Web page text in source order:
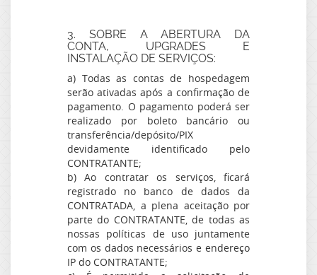
3. SOBRE A ABERTURA DA
CONTA, UPGRADES E
INSTALAÇÃO DE SERVIÇOS:
a) Todas as contas de hospedagem
serão ativadas após a confirmação de
pagamento. O pagamento poderá ser
realizado por boleto bancário ou
transferência/depósito/PIX
devidamente identificado pelo
CONTRATANTE;
b) Ao contratar os serviços, ficará
registrado no banco de dados da
CONTRATADA, a plena aceitação por
parte do CONTRATANTE, de todas as
nossas políticas de uso juntamente
com os dados necessários e endereço
IP do CONTRATANTE;